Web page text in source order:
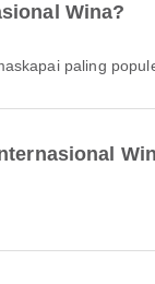
Wina?
paling